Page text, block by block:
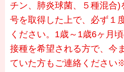
チン、肺炎球菌、５種混合
号を取得した上で、必ず１
ください。1歳～1歳6ヶ月
接種を希望される方で、今
ていた方もご連絡くださ